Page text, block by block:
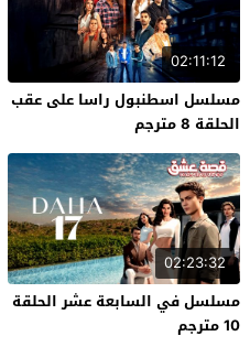
02:11:12
مسلسل اسطنبول راسا على عقب
الحلقة 8 مترجم
02:23:32
مسلسل في السابعة عشر الحلقة
10 مترجم